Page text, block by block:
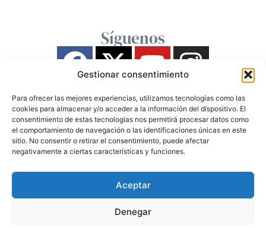
Gestionar consentimiento
Para ofrecer las mejores experiencias, utilizamos tecnologías como las
cookies para almacenar y/o acceder a la información del dispositivo. El
consentimiento de estas tecnologías nos permitirá procesar datos como
el comportamiento de navegación o las identificaciones únicas en este
sitio. No consentir o retirar el consentimiento, puede afectar
negativamente a ciertas características y funciones.
Aceptar
Denegar
Síguenos